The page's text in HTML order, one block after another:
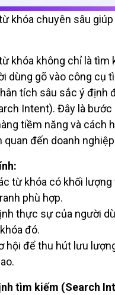
khóa chuyên sâu
khóa không chỉ là tìm
dùng gõ vào công cụ
tích sâu sắc ý định
Intent). Đây là
tiềm năng và cách
quan đến doanh
từ khóa có khối
phù hợp.
thực sự của người
đó.
hội để thu hút lưu
tìm kiếm (Search